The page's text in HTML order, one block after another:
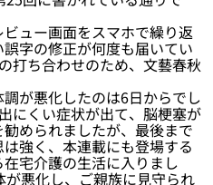
ュー画面をスマホで繰り返
字の修正が何度も届いてい
打ち合わせのため、文藝春秋
が悪化したのは6日からでし
にくい症状が出て、脳梗塞が
められましたが、最後まで
強く、本連載にも登場する
宅介護の生活に入りまし
悪化し、ご親族に見守られ